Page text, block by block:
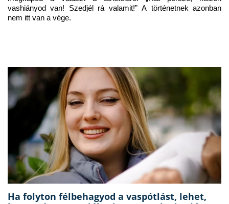
vashiányod van! Szedjél rá valamit!” A történetnek azonban
nem itt van a vége.
Ha folyton félbehagyod a vaspótlást, lehet,